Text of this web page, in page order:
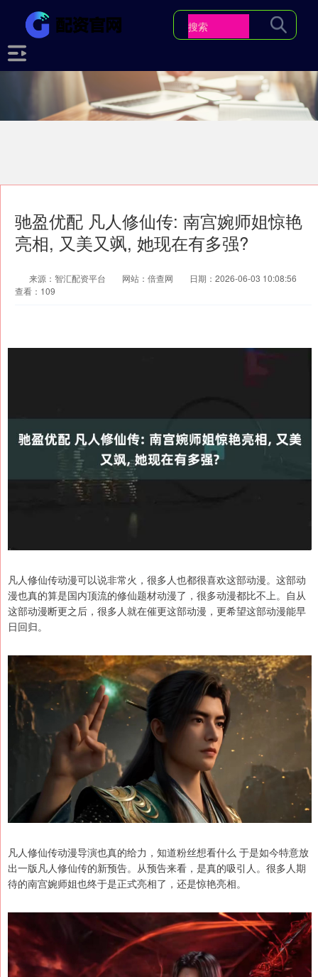
驰盈优配 凡人修仙传: 南宫婉师姐惊艳
亮相, 又美又飒, 她现在有多强?
来源：智汇配资平台 网站：倍查网
日期：2026-06-03 10:08:56
查看：109
凡人修仙传动漫可以说非常火，很多人也都很喜欢这部动漫。这部动
漫也真的算是国内顶流的修仙题材动漫了，很多动漫都比不上。自从
这部动漫断更之后，很多人就在催更这部动漫，更希望这部动漫能早
日回归。
凡人修仙传动漫导演也真的给力，知道粉丝想看什么 于是如今特意放
出一版凡人修仙传的新预告。从预告来看，是真的吸引人。很多人期
待的南宫婉师姐也终于是正式亮相了，还是惊艳亮相。